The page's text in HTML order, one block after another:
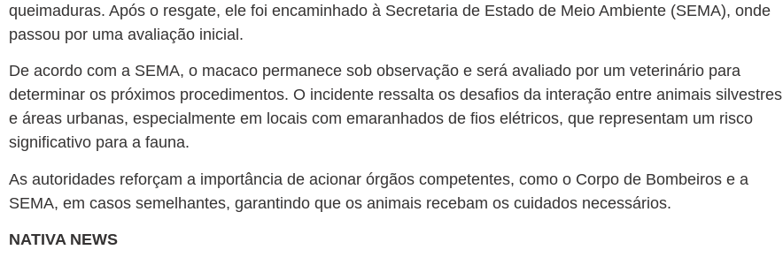
queimaduras. Após o resgate, ele foi encaminhado à Secretaria de Estado de Meio Ambiente (SEMA), onde
passou por uma avaliação inicial.
De acordo com a SEMA, o macaco permanece sob observação e será avaliado por um veterinário para
determinar os próximos procedimentos. O incidente ressalta os desafios da interação entre animais silvestres
e áreas urbanas, especialmente em locais com emaranhados de fios elétricos, que representam um risco
significativo para a fauna.
As autoridades reforçam a importância de acionar órgãos competentes, como o Corpo de Bombeiros e a
SEMA, em casos semelhantes, garantindo que os animais recebam os cuidados necessários.
NATIVA NEWS